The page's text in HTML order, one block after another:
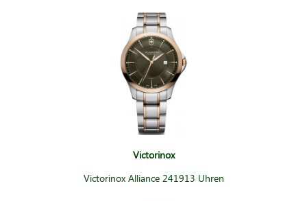
Victorinox
Victorinox Alliance 241913 Uhren